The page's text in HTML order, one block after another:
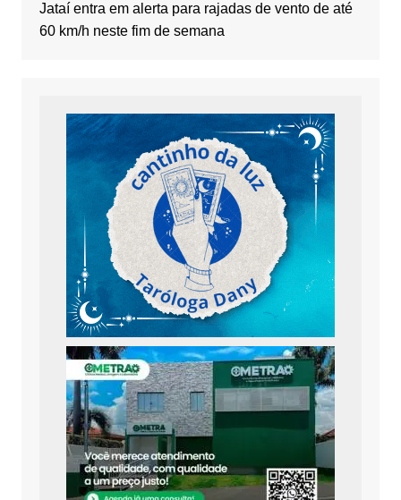
Jataí entra em alerta para rajadas de vento de até
60 km/h neste fim de semana